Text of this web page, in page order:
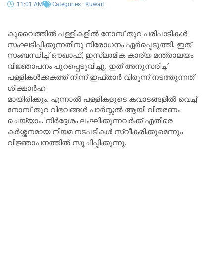
11:01 AM
Categories : Kuwait
കുവൈത്തിൽ പള്ളികളിൽ നോമ്പ്‌ തുറ പരിപാടികൾ
സംഘടിപ്പിക്കുന്നതിനു നിരോധനം ഏർപ്പെടുത്തി. ഇത്‌
സംബന്ധിച്ച്‌ ഔഖാഫ്, ഇസ്ലാമിക കാര്യ മന്ത്രാലയം
വിജ്ഞാപനം പുറപ്പെടുവിച്ചു. ഇത്‌ അനുസരിച്ച്‌
പള്ളികൾക്കകത്ത്‌ നിന്ന് ഇഫ്താർ വിരുന്ന് നടത്തുന്നത്
ശിക്ഷാർഹ
മായിരിക്കും. എന്നാൽ പള്ളികളുടെ കവാടങ്ങളിൽ വെച്ച്‌
നോമ്പ്‌ തുറ വിഭവങ്ങൾ പാർസ്സൽ ആയി വിതരണം
ചെയ്യാം. നിർദ്ദേശം ലംഘിക്കുന്നവർക്ക്‌ എതിരെ
കർശ്ശനമായ നിയമ നടപടികൾ സ്വീകരിക്കുമെന്നും
വിജ്ഞാപനത്തിൽ സൂചിപ്പിക്കുന്നു.